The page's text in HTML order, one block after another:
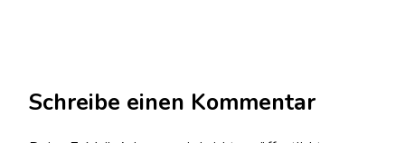
Schreibe einen Kommentar